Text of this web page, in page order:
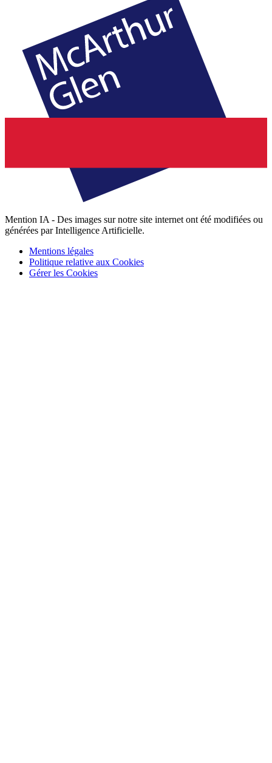
Mention IA - Des images sur notre site internet ont été modifiées ou
générées par Intelligence Artificielle.
Mentions légales
Politique relative aux Cookies
Gérer les Cookies